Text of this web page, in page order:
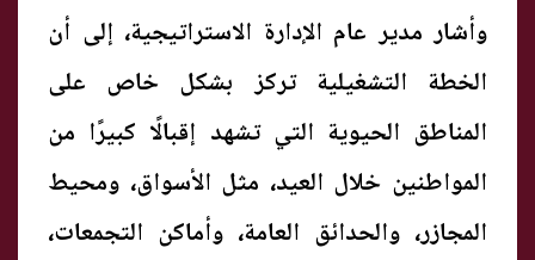
وأشار مدير عام الإدارة الاستراتيجية، إلى أن
الخطة التشغيلية تركز بشكل خاص على
المناطق الحيوية التي تشهد إقبالًا كبيرًا من
المواطنين خلال العيد، مثل الأسواق، ومحيط
المجازر، والحدائق العامة، وأماكن التجمعات،